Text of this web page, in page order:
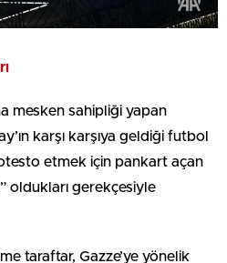
mesken sahipliği yapan
karşı karşıya geldiği futbol
etmek için pankart açan
oldukları gerekçesiyle
taraftar, Gazze’ye yönelik